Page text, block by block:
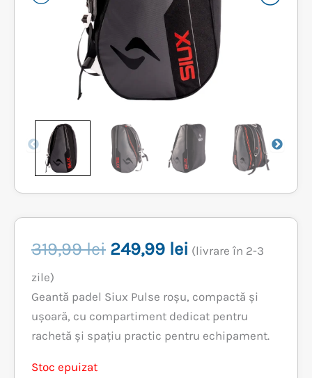
319,99lei Prețul
a
fost:
249,99 lei Prețul
este:
249,99 lei.
(livrare în 2-3
zile)
Geantă padel Siux Pulse roșu, compactă și
ușoară, cu compartiment dedicat pentru
rachetă și spațiu practic pentru echipament.
Stoc epuizat